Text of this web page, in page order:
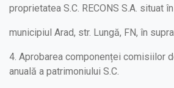
proprietatea S.C. RECONS S.A. situat în
municipiul Arad, str. Lungă, FN, în
4. Aprobarea componenței comisiilor
anuală a patrimoniului S.C.